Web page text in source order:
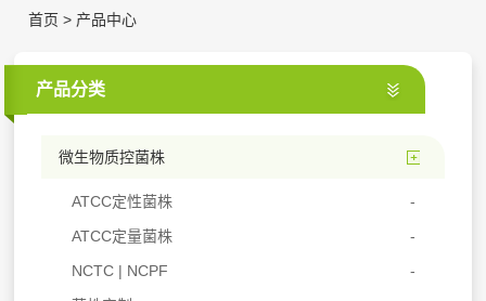
首页 > 产品中心
产品分类
微生物质控菌株
ATCC定性菌株
ATCC定量菌株
NCTC | NCPF